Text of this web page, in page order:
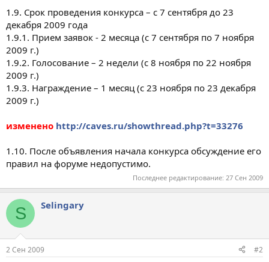
1.9. Срок проведения конкурса – с 7 сентября до 23
декабря 2009 года
1.9.1. Прием заявок - 2 месяца (с 7 сентября по 7 ноября
2009 г.)
1.9.2. Голосование – 2 недели (с 8 ноября по 22 ноября
2009 г.)
1.9.3. Награждение – 1 месяц (с 23 ноября по 23 декабря
2009 г.)
изменено http://caves.ru/showthread.php?t=33276
1.10. После объявления начала конкурса обсуждение его
правил на форуме недопустимо.
Последнее редактирование: 27 Сен 2009
S Selingary
2 Сен 2009 #2